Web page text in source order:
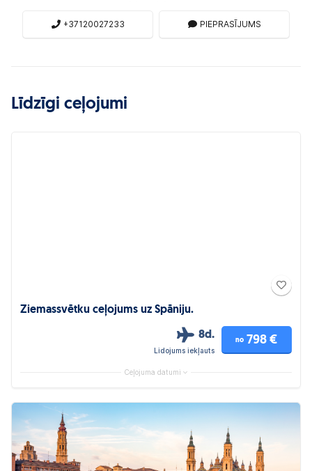
+37120027233 PIEPRASĪJUMS
Līdzīgi ceļojumi
Ziemassvētku ceļojums uz Spāniju.
8d.
Lidojums iekļauts
no 798 €
Ceļojuma datumi